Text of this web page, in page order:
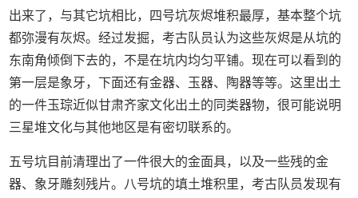
出来了，与其它坑相比，四号坑灰烬堆积最厚，基本整个坑
都弥漫有灰烬。经过发掘，考古队员认为这些灰烬是从坑的
东南角倾倒下去的，不是在坑内均匀平铺。现在可以看到的
第一层是象牙，下面还有金器、玉器、陶器等等。这里出土
的一件玉琮近似甘肃齐家文化出土的同类器物，很可能说明
三星堆文化与其他地区是有密切联系的。
五号坑目前清理出了一件很大的金面具，以及一些残的金
器、象牙雕刻残片。八号坑的填土堆积里，考古队员发现有